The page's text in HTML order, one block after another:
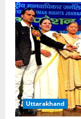
में
पर्वतीय
पत्रकार
महासंघ
की
का
विस्तार
Uttarakhand